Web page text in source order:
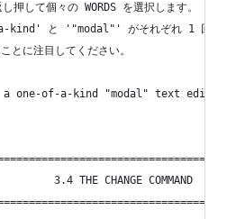
押して個々の WORDS を選択します。
と '"modal"' がそれぞれ 1 回のキ
とに注目してください。
one-of-a-kind "modal" text editor
3.4 THE CHANGE